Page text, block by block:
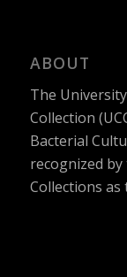
ABOUT
The
Collection
Bacterial
recognized
Collections as